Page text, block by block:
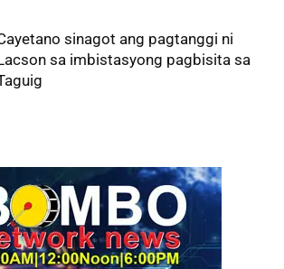
sinagot ang pagtanggi ni
sa imbistasyong pagbisita sa